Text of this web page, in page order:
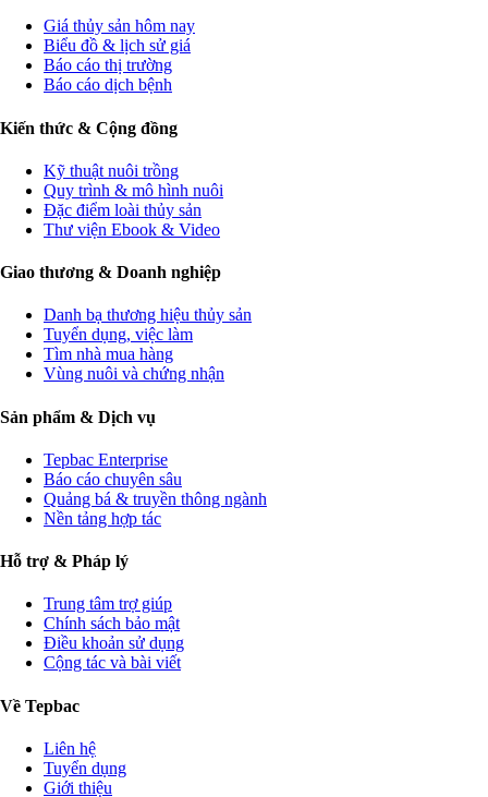
Giá thủy sản hôm nay
Biểu đồ & lịch sử giá
Báo cáo thị trường
Báo cáo dịch bệnh
Kiến thức & Cộng đồng
Kỹ thuật nuôi trồng
Quy trình & mô hình nuôi
Đặc điểm loài thủy sản
Thư viện Ebook & Video
Giao thương & Doanh nghiệp
Danh bạ thương hiệu thủy sản
Tuyển dụng, việc làm
Tìm nhà mua hàng
Vùng nuôi và chứng nhận
Sản phẩm & Dịch vụ
Tepbac Enterprise
Báo cáo chuyên sâu
Quảng bá & truyền thông ngành
Nền tảng hợp tác
Hỗ trợ & Pháp lý
Trung tâm trợ giúp
Chính sách bảo mật
Điều khoản sử dụng
Cộng tác và bài viết
Về Tepbac
Liên hệ
Tuyển dụng
Giới thiệu